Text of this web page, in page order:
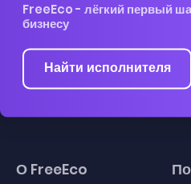
FreeEco - лёгкий первый
бизнесу
Найти исполнителя
О FreeEco